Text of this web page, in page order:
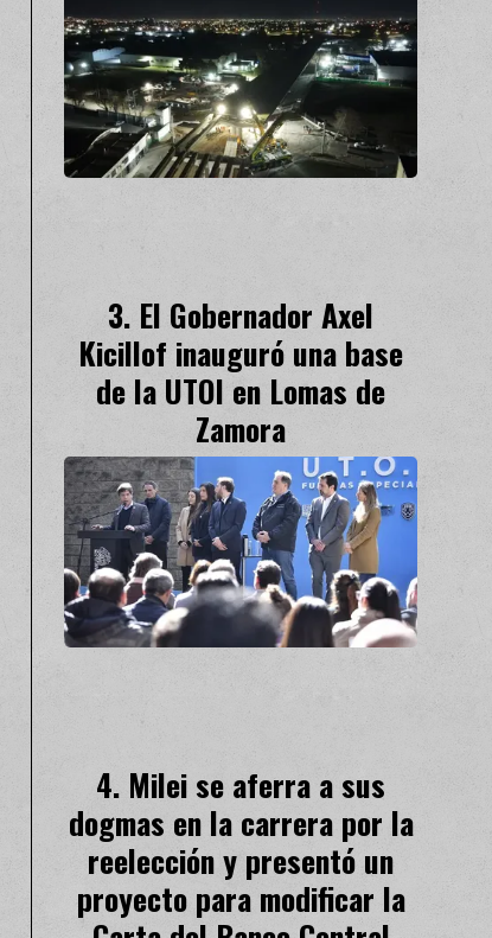
El Gobernador Axel
Kicillof inauguró una base
de la UTOI en Lomas de
Zamora
Milei se aferra a sus
dogmas en la carrera por la
reelección y presentó un
proyecto para modificar la